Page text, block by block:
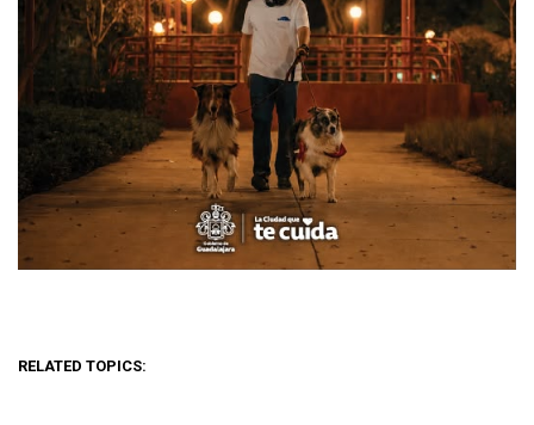
RELATED TOPICS: